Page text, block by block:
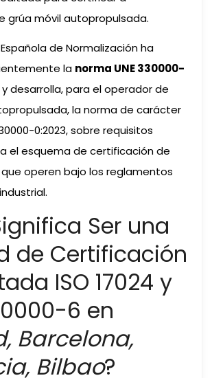
grúa móvil autopropulsada.
de Normalización ha
la norma UNE 330000-
desarrolla, para el operador de
la norma de carácter
0:2023, sobre requisitos
el esquema de certificación de
operen bajo los reglamentos
Ser una
de Certificación
ISO 17024 y
6 en
Barcelona,
Bilbao?